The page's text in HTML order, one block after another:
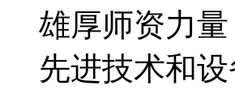
雄厚师资力量
先进技术和设